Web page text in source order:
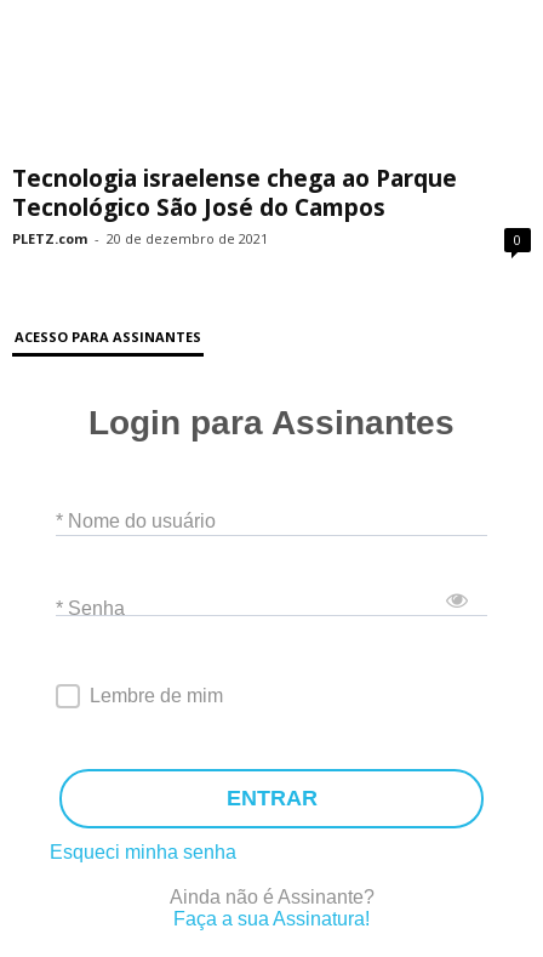
Tecnologia israelense chega ao Parque
Tecnológico São José do Campos
PLETZ.com - 20 de dezembro de 2021 0
ACESSO PARA ASSINANTES
Login para Assinantes
* Nome do usuário
* Senha
Lembre de mim
ENTRAR
Esqueci minha senha
Ainda não é Assinante?
Faça a sua Assinatura!